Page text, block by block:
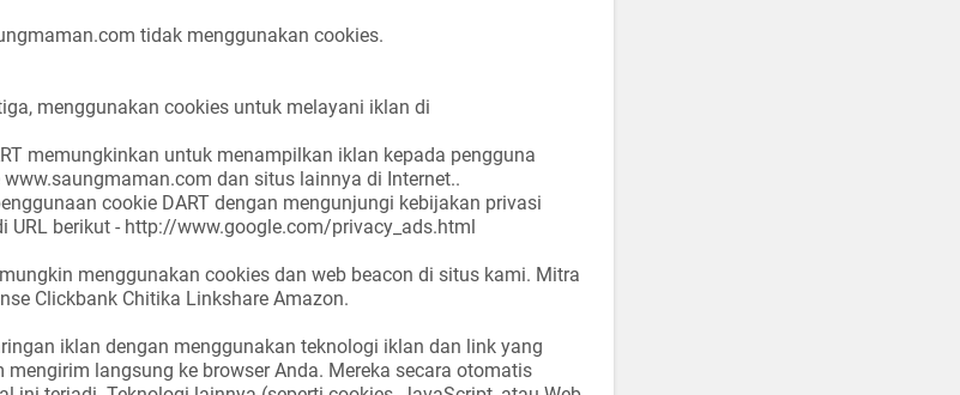
tidak menggunakan cookies.
menggunakan cookies untuk melayani iklan di
memungkinkan untuk menampilkan iklan kepada pengguna
dan situs lainnya di Internet..
cookie DART dengan mengunjungi kebijakan privasi
URL berikut - http://www.google.com/privacy_ads.html
menggunakan cookies dan web beacon di situs kami. Mitra
ClickbankChitika LinkshareAmazon.
iklan dengan menggunakan teknologi iklan dan link yang
langsung ke browser Anda. Mereka secara otomatis